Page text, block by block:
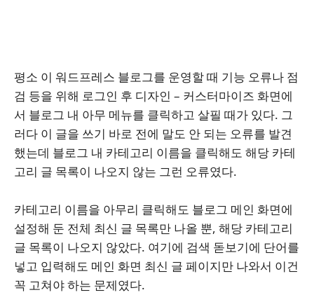
평소 이 워드프레스 블로그를 운영할 때 기능 오류나 점
검 등을 위해 로그인 후 디자인 – 커스터마이즈 화면에
서 블로그 내 아무 메뉴를 클릭하고 살필 때가 있다. 그
러다 이 글을 쓰기 바로 전에 말도 안 되는 오류를 발견
했는데 블로그 내 카테고리 이름을 클릭해도 해당 카테
고리 글 목록이 나오지 않는 그런 오류였다.
카테고리 이름을 아무리 클릭해도 블로그 메인 화면에
설정해 둔 전체 최신 글 목록만 나올 뿐, 해당 카테고리
글 목록이 나오지 않았다. 여기에 검색 돋보기에 단어를
넣고 입력해도 메인 화면 최신 글 페이지만 나와서 이건
꼭 고쳐야 하는 문제였다.